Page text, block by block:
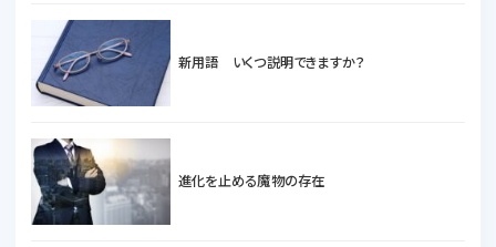
新用語 いくつ説明できますか？
進化を止める魔物の存在